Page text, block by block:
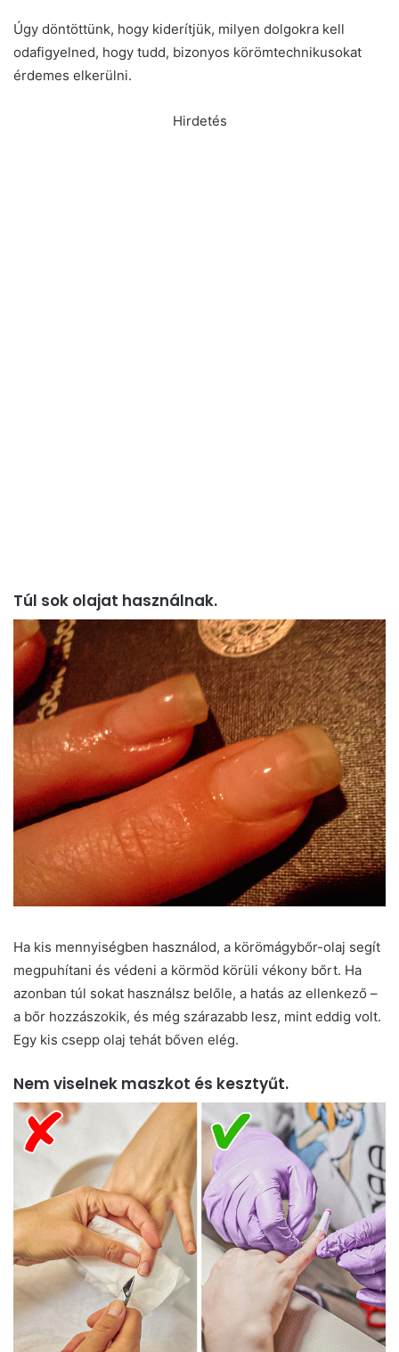
Úgy döntöttünk, hogy kiderítjük, milyen dolgokra kell
odafigyelned, hogy tudd, bizonyos körömtechnikusokat
érdemes elkerülni.
Hirdetés
Túl sok olajat használnak.
Ha kis mennyiségben használod, a körömágybőr-olaj segít
megpuhítani és védeni a körmöd körüli vékony bőrt. Ha
azonban túl sokat használsz belőle, a hatás az ellenkező –
a bőr hozzászokik, és még szárazabb lesz, mint eddig volt.
Egy kis csepp olaj tehát bőven elég.
Nem viselnek maszkot és kesztyűt.